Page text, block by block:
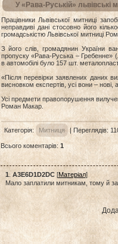
У «Рава-Руській» львівські
Працівники Львівської митниці
неправдиві дані стосовно його
громадськістю Львівської митниці
З його слів, громадянин України
пропуску «Рава-Руська – Гребенне»
в автомобілі було 157 шт.
«Після перевірки заявлених даних
висновком експертів, усі вони – нові,
Усі предмети правопорушення
Роман Макар.
Категорія: Митниця | Переглядів:
Всього коментарів: 1
1. A3E6D1D2DC[Матеріал]
Мало заплатили митникам, тому й